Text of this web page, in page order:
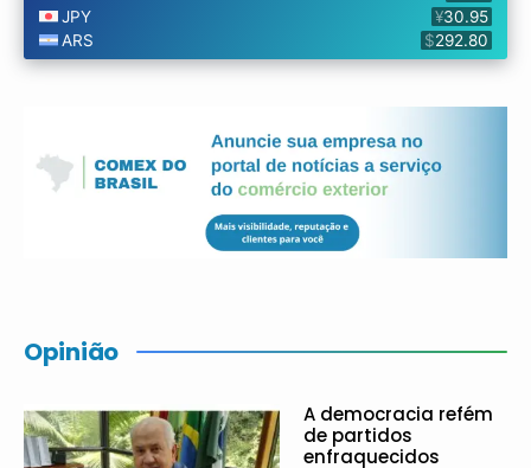
Opinião
A democracia refém
de partidos
enfraquecidos